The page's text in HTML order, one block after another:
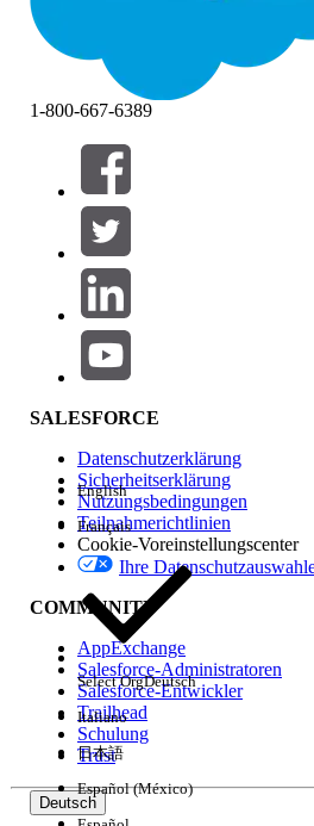
Die Auswirkungen hängen von
Für Neukunden: Ab
Agentforce-Service-
nicht mehr
neuen Umgebungen
umgestellt, bei der die
Für Bestandskunden:
CTI zwar in Ihrer
28. Februar 2028
Plattform jedoch nicht
Voice
zu beginnen. Durch den
KI-gestützte Architektur können Sie
Funktionen aktivieren und
nutzen, um das Coaching zu
Transparenz zu verbessern.
Was passiert, wenn ich keine
Wenn Sie bei Open CTI bleiben,
grundlegende
neuen Funktionen und
Verwendung von Open CTI führt zu
Gesamteigentümerkosten, da Sie
Data Cloud ermöglichten KI-
Produktivitätssteigerungen nicht
28. Februar 2028 erreicht das Open
1-800-667-6389
SALESFORCE
Datenschutzerklärung
Sicherheitserklärung
Nutzungsbedingungen
Teilnahmerichtlinien
Cookie-Voreinstellungscenter
Ihre
COMMUNITY
AppExchange
Salesforce-Administratoren
Salesforce-Entwickler
Trailhead
Schulung
Trust
Deutsch
English
Français
Select OrgDeutsch
Italiano
日本語
Español (México)